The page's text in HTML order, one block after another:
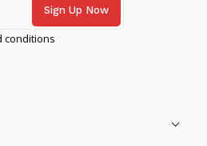
conditions